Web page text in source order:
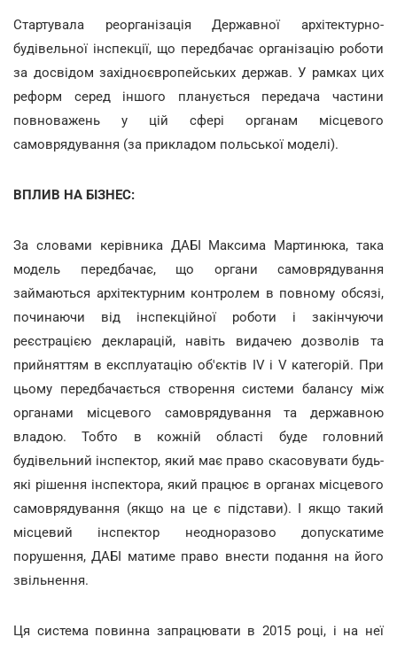
Стартувала реорганізація Державної архітектурно-
будівельної інспекції, що передбачає організацію роботи
за досвідом західноєвропейських держав. У рамках цих
реформ серед іншого планується передача частини
повноважень у цій сфері органам місцевого
самоврядування (за прикладом польської моделі).
ВПЛИВ НА БІЗНЕС:
За словами керівника ДАБІ Максима Мартинюка, така
модель передбачає, що органи самоврядування
займаються архітектурним контролем в повному обсязі,
починаючи від інспекційної роботи і закінчуючи
реєстрацією декларацій, навіть видачею дозволів та
прийняттям в експлуатацію об'єктів IV і V категорій. При
цьому передбачається створення системи балансу між
органами місцевого самоврядування та державною
владою. Тобто в кожній області буде головний
будівельний інспектор, який має право скасовувати будь-
які рішення інспектора, який працює в органах місцевого
самоврядування (якщо на це є підстави). І якщо такий
місцевий інспектор неодноразово допускатиме
порушення, ДАБІ матиме право внести подання на його
звільнення.
Ця система повинна запрацювати в 2015 році, і на неї